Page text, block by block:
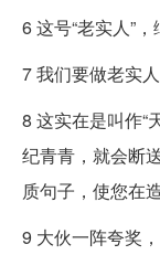
6 这号“老实人”
7 我们要做老实
8 这实在是叫作“
纪青青，就会断
质句子，使您在
9 大伙一阵夸奖